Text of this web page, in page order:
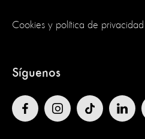
Cookies y política de privacidad
Síguenos